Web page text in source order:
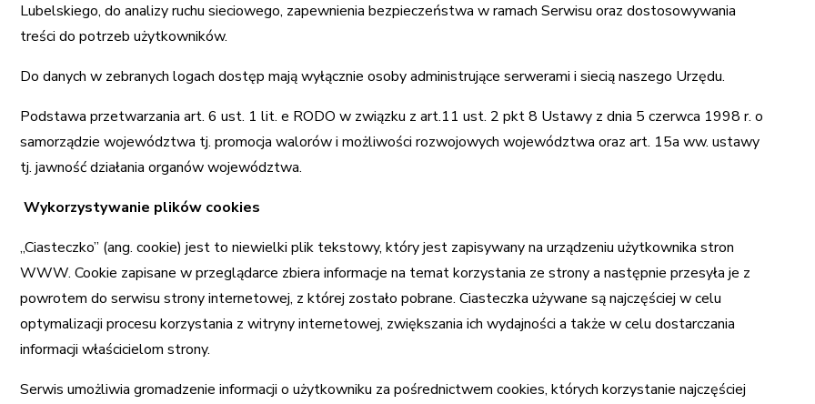
Lubelskiego, do analizy ruchu sieciowego, zapewnienia bezpieczeństwa w ramach Serwisu oraz dostosowywania
treści do potrzeb użytkowników.
Do danych w zebranych logach dostęp mają wyłącznie osoby administrujące serwerami i siecią naszego Urzędu.
Podstawa przetwarzania art. 6 ust. 1 lit. e RODO w związku z art.11 ust. 2 pkt 8 Ustawy z dnia 5 czerwca 1998 r. o
samorządzie województwa tj. promocja walorów i możliwości rozwojowych województwa oraz art. 15a ww. ustawy
tj. jawność działania organów województwa.
Wykorzystywanie plików cookies
„Ciasteczko” (ang. cookie) jest to niewielki plik tekstowy, który jest zapisywany na urządzeniu użytkownika stron
WWW. Cookie zapisane w przeglądarce zbiera informacje na temat korzystania ze strony a następnie przesyła je z
powrotem do serwisu strony internetowej, z której zostało pobrane. Ciasteczka używane są najczęściej w celu
optymalizacji procesu korzystania z witryny internetowej, zwiększania ich wydajności a także w celu dostarczania
informacji właścicielom strony.
Serwis umożliwia gromadzenie informacji o użytkowniku za pośrednictwem cookies, których korzystanie najczęściej